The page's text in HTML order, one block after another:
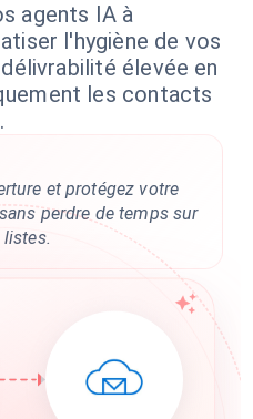
agents IA à
l'hygiène de vos
élevée en
les contacts
et protégez votre
perdre de temps sur